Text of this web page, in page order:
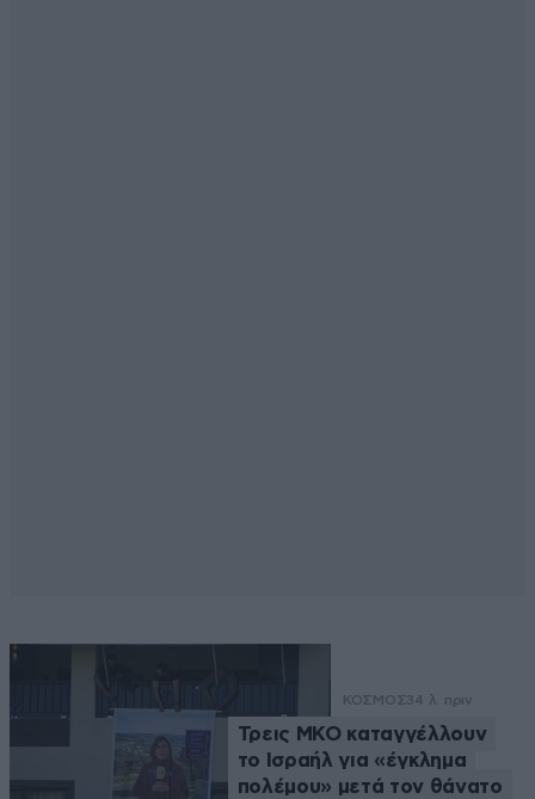
ΚΟΣΜΟΣ34 λ. πριν
Τρεις ΜΚΟ καταγγέλλουν
το Ισραήλ για «έγκλημα
πολέμου» μετά τον θάνατο